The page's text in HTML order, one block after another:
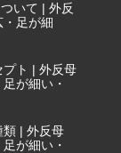
いて | 外反
足が細
プト | 外反母
が細い・
類 | 外反母
が細い・